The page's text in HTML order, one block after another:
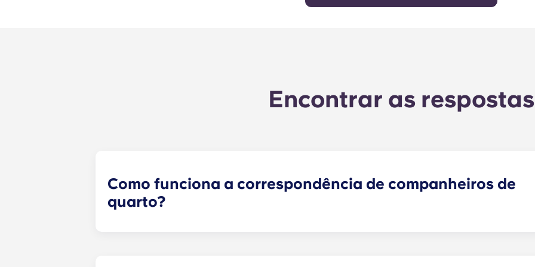
Encontrar as respostas
Como funciona a correspondência de companheiros de
quarto?